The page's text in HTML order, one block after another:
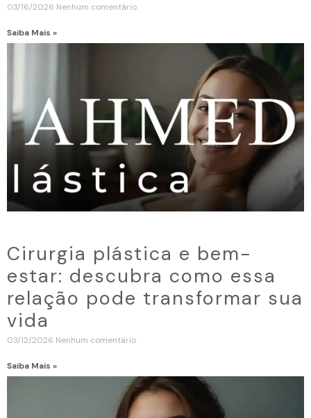
03/16/2026 Nenhum comentário
Saiba Mais »
Cirurgia plástica e bem-
estar: descubra como essa
relação pode transformar sua
vida
03/12/2026 Nenhum comentário
Saiba Mais »